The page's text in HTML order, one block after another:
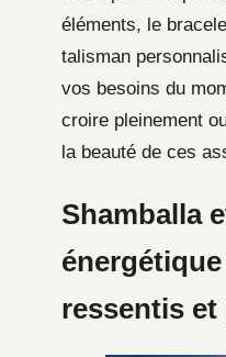
éléments, le
talisman
vos besoins du
croire pleinement
la beauté de ces
Shamballa
ressentis